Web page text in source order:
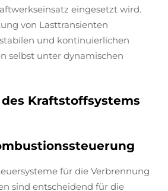
eingesetzt wird.
von Lasttransienten
und kontinuierlichen
selbst unter dynamischen
Kraftstoffsystems
für die Verbrennung
sind entscheidend für die